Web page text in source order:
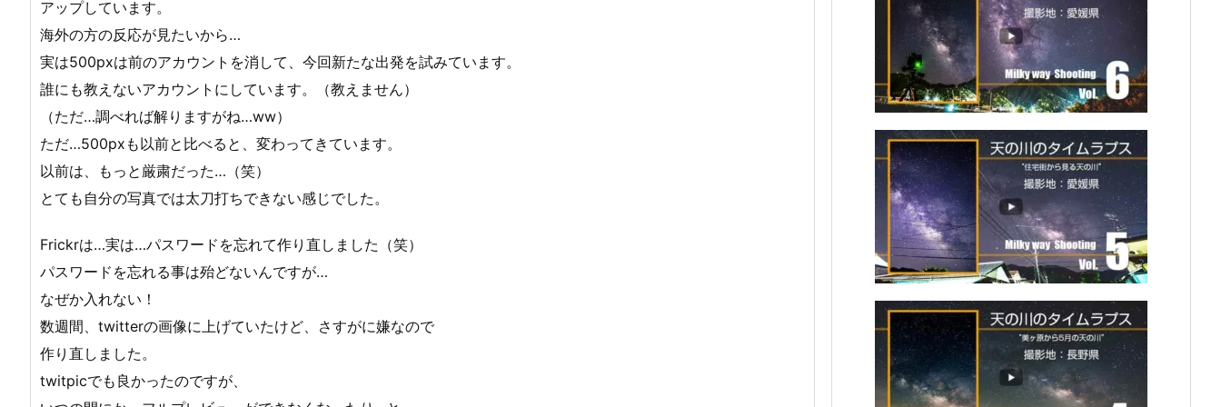
アップしています。
海外の方の反応が見たいから…
実は500pxは前のアカウントを消して、今回新たな出発を試みています。
誰にも教えないアカウントにしています。（教えません）
（ただ…調べれば解りますがね…ww）
ただ…500pxも以前と比べると、変わってきています。
以前は、もっと厳粛だった…（笑）
とても自分の写真では太刀打ちできない感じでした。
Frickrは…実は…パスワードを忘れて作り直しました（笑）
パスワードを忘れる事は殆どないんですが…
なぜか入れない！
数週間、twitterの画像に上げていたけど、さすがに嫌なので
作り直しました。
twitpicでも良かったのですが、